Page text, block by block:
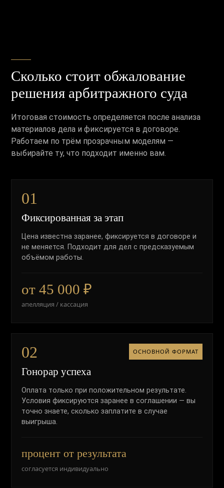
Сколько стоит обжалование
решения арбитражного суда
Итоговая стоимость определяется после анализа
материалов дела и фиксируется в договоре.
Работаем по трём прозрачным моделям —
выбирайте ту, что подходит именно вам.
01
Фиксированная за этап
Цена известна заранее, фиксируется в договоре и
не меняется. Подходит для дел с предсказуемым
объёмом работы.
от 45 000 ₽
апелляция / кассация
ОСНОВНОЙ ФОРМАТ
02
Гонорар успеха
Оплата только при положительном результате.
Условия фиксируются заранее в соглашении — вы
точно знаете, сколько заплатите в случае
выигрыша.
процент от результата
согласуется индивидуально